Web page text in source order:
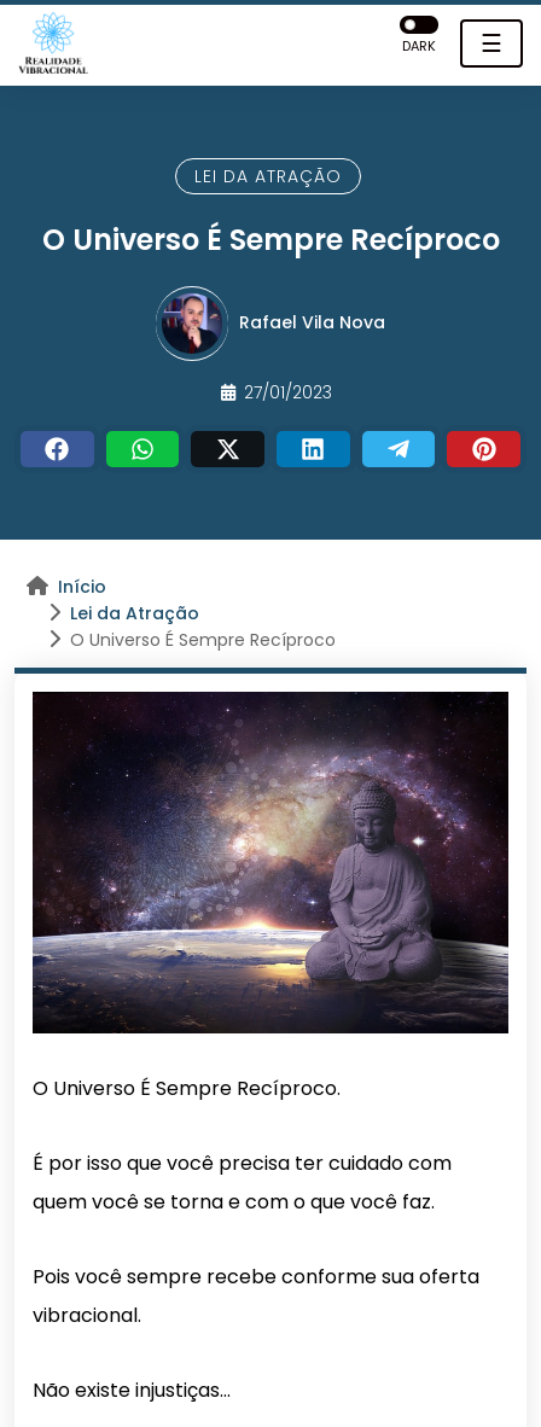
☰
DARK
LEI DA ATRAÇÃO
O Universo É Sempre Recíproco
Rafael Vila Nova
27/01/2023
Início
Lei da Atração
O Universo É Sempre Recíproco
O Universo É Sempre Recíproco.
É por isso que você precisa ter cuidado com
quem você se torna e com o que você faz.
Pois você sempre recebe conforme sua oferta
vibracional.
Não existeinjustiças…